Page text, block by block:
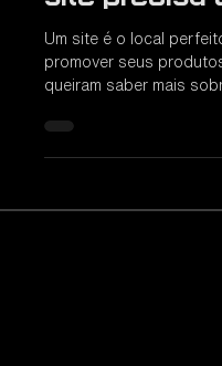
que te
site precisa
Um site é o local
queiram saber mais